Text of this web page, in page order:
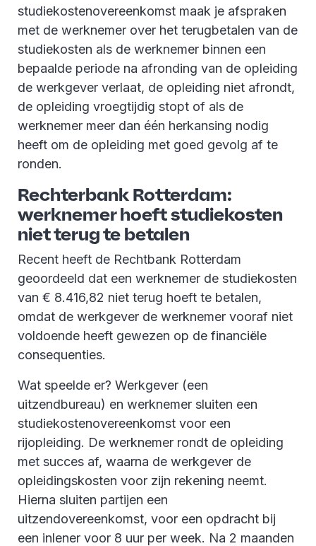
studiekostenovereenkomst maak je afspraken
met de werknemer over het terugbetalen van de
studiekosten als de werknemer binnen een
bepaalde periode na afronding van de opleiding
de werkgever verlaat, de opleiding niet afrondt,
de opleiding vroegtijdig stopt of als de
werknemer meer dan één herkansing nodig
heeft om de opleiding met goed gevolg af te
ronden.
Rechterbank Rotterdam:
werknemer hoeft studiekosten
niet terug te betalen
Recent heeft de Rechtbank Rotterdam
geoordeeld dat een werknemer de studiekosten
van € 8.416,82 niet terug hoeft te betalen,
omdat de werkgever de werknemer vooraf niet
voldoende heeft gewezen op de financiële
consequenties.
Wat speelde er? Werkgever (een
uitzendbureau) en werknemer sluiten een
studiekostenovereenkomst voor een
rijopleiding. De werknemer rondt de opleiding
met succes af, waarna de werkgever de
opleidingskosten voor zijn rekening neemt.
Hierna sluiten partijen een
uitzendovereenkomst, voor een opdracht bij
een inlener voor 8 uur per week. Na 2 maanden